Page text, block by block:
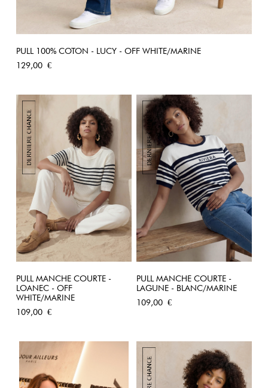
PULL 100% COTON - LUCY - OFF WHITE/MARINE
Prix
129,00 €
PULL MANCHE COURTE -
LOANEC - OFF
WHITE/MARINE
Prix
109,00 €
PULL MANCHE COURTE -
LAGUNE - BLANC/MARINE
Prix
109,00 €